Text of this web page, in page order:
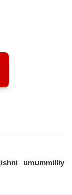
umummilliy